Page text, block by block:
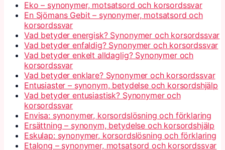
Eko – synonymer, motsatsord och korsordssvar
En Sjömans Gebit – synonymer, motsatsord och
korsordssvar
Vad betyder energisk? Synonymer och korsordssvar
Vad betyder enfaldig? Synonymer och korsordssvar
Vad betyder enkelt alldaglig? Synonymer och
korsordssvar
Vad betyder enklare? Synonymer och korsordssvar
Entusiaster – synonym, betydelse och korsordshjälp
Vad betyder entusiastisk? Synonymer och
korsordssvar
Envisa: synonymer, korsordslösning och förklaring
Ersättning – synonym, betydelse och korsordshjälp
Eskulap: synonymer, korsordslösning och förklaring
Etalong – synonymer, motsatsord och korsordssvar